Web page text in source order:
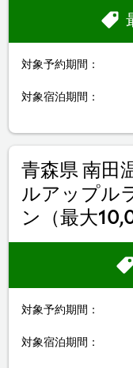
対象予約期間：
対象宿泊期間：
対象予約期間：
対象宿泊期間：
青森県 南田
ルアップル
ン（最大